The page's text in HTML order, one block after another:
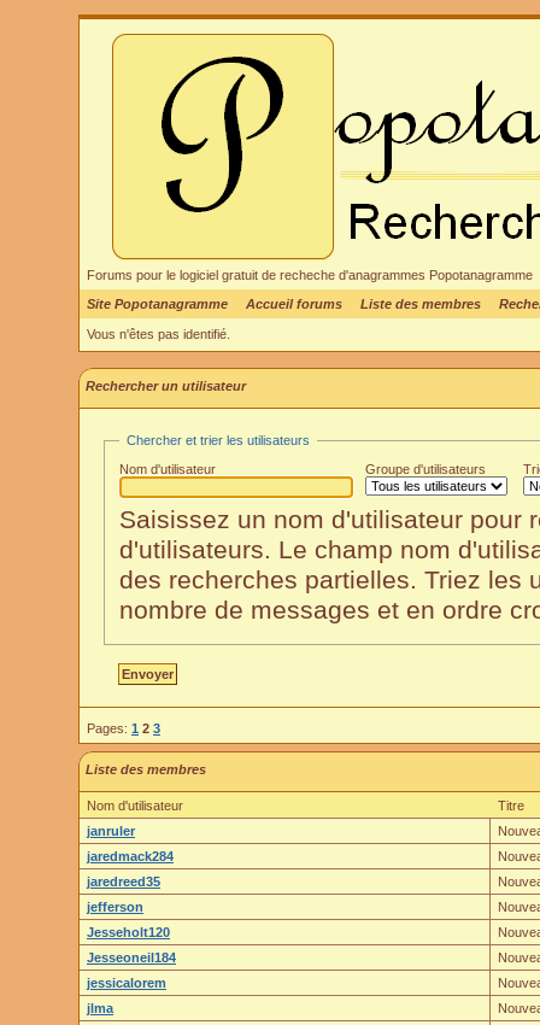
Forums pour le logiciel gratuit de recheche d'anagrammes Popotanagramme
Site Popotanagramme
Accueil forums Liste des membres
Vous n'êtes pas identifié.
Rechercher un utilisateur
Chercher et trier les utilisateurs
Nom d'utilisateur
Groupe d'utilisateurs
Saisissez un nom d'utilisateur pour
d'utilisateurs. Le champ nom
des recherches partielles. Triez les
nombre de messages et en ordre
Pages: 1 2 3
Liste des membres
Nom d'utilisateur
Titre
janruler
jaredmack284
jaredreed35
jefferson
Jesseholt120
Jesseoneil184
jessicalorem
jlma